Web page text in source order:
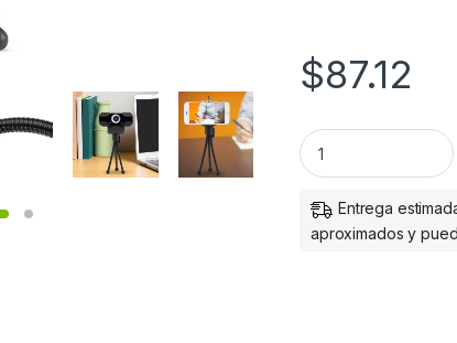
$87.12
TRIPIE FLEXIBLE
Entrega
aproximados y